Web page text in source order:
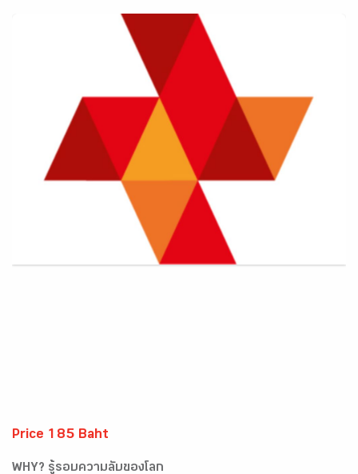
Price 185 Baht
WHY? รู้รอบความลับของโลก